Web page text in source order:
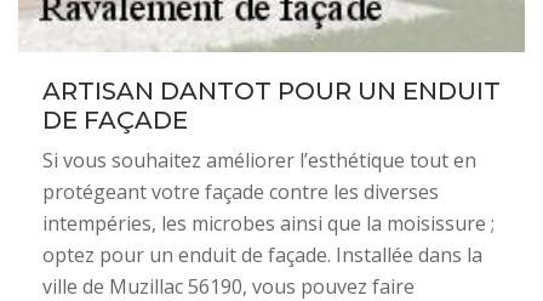
ARTISAN DANTOT POUR UN ENDUIT
DE FAÇADE
Si vous souhaitez améliorer l’esthétique tout en
protégeant votre façade contre les diverses
intempéries, les microbes ainsi que la moisissure ;
optez pour un enduit de façade. Installée dans la
ville de Muzillac 56190, vous pouvez faire